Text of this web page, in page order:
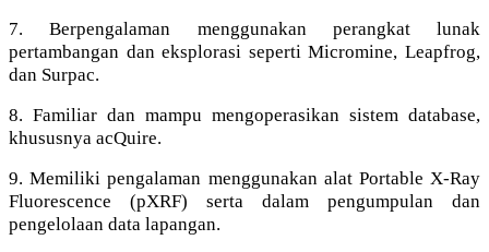
7. Berpengalaman menggunakan perangkat lunak
pertambangan dan eksplorasi seperti Micromine, Leapfrog,
dan Surpac.
8. Familiar dan mampu mengoperasikan sistem database,
khususnya acQuire.
9. Memiliki pengalaman menggunakan alat Portable X-Ray
Fluorescence (pXRF) serta dalam pengumpulan dan
pengelolaan data lapangan.